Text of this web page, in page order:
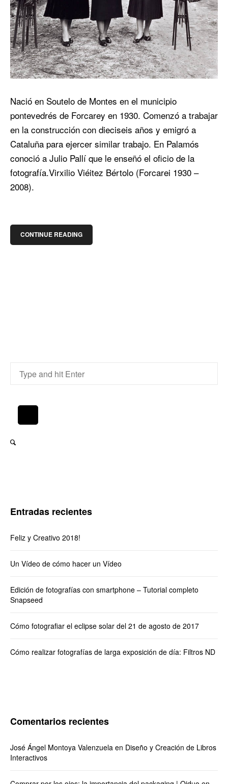
Nació en Soutelo de Montes en el municipio
pontevedrés de Forcarey en 1930. Comenzó a trabajar
en la construcción con dieciseis años y emigró a
Cataluña para ejercer similar trabajo. En Palamós
conoció a Julio Pallí que le enseñó el oficio de la
fotografía.Virxilio Viéitez Bértolo (Forcarei 1930 –
2008).
CONTINUE READING
Entradas recientes
Feliz y Creativo 2018!
Un Vídeo de cómo hacer un Vídeo
Edición de fotografías con smartphone – Tutorial completo
Snapseed
Cómo fotografiar el eclipse solar del 21 de agosto de 2017
Cómo realizar fotografías de larga exposición de día: Filtros ND
Comentarios recientes
José Ángel Montoya Valenzuela en Diseño y Creación de Libros
Interactivos